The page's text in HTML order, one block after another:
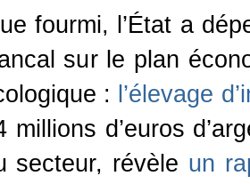
fourmi, l’État a
sur le plan
: l’élevage
millions d’euros
secteur, révèle un